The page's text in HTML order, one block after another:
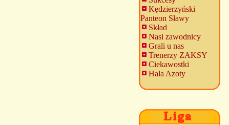
Kędzierzyński
Panteon Sławy
Skład
Nasi zawodnicy
Grali u nas
Trenerzy ZAKSY
Ciekawostki
Hala Azoty